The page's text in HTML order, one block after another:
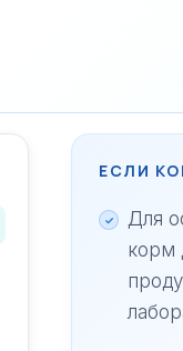
ЕСЛИ
Для
корм